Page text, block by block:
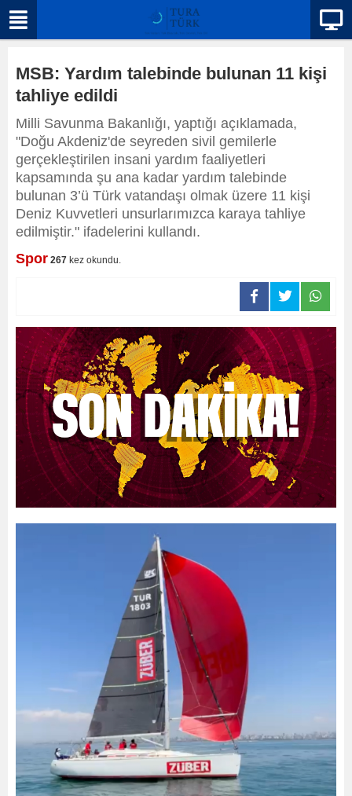
MSB: Yardım talebinde bulunan 11 kişi
tahliye edildi
Milli Savunma Bakanlığı, yaptığı açıklamada,
"Doğu Akdeniz'de seyreden sivil gemilerle
gerçekleştirilen insani yardım faaliyetleri
kapsamında şu ana kadar yardım talebinde
bulunan 3’ü Türk vatandaşı olmak üzere 11 kişi
Deniz Kuvvetleri unsurlarımızca karaya tahliye
edilmiştir." ifadelerini kullandı.
Spor 267 kez okundu.